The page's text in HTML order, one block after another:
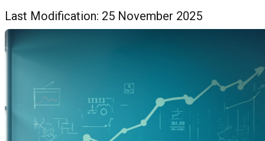
Last Modification: 25 November 2025